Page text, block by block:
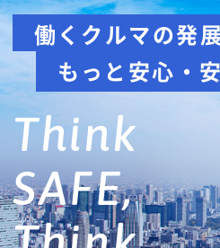
安全への
Think
詳しく